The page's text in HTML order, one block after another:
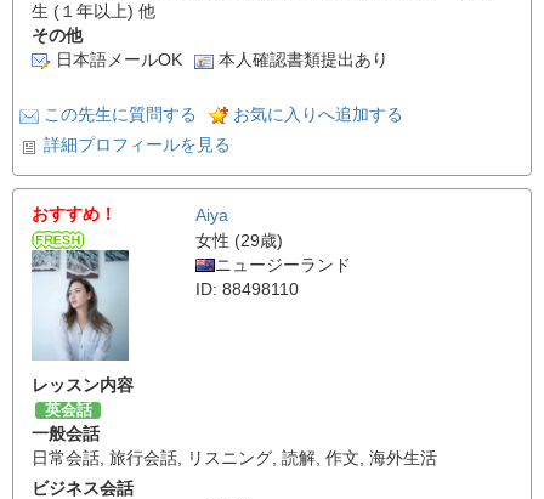
生 (１年以上) 他
その他
日本語メールOK
本人確認書類提出あり
この先生に質問する
お気に入りへ追加する
詳細プロフィールを見る
おすすめ！
Aiya
女性 (29歳)
ニュージーランド
ID: 88498110
レッスン内容
英会話
一般会話
日常会話 旅行会話 リスニング 読解 作文 海外生活
ビジネス会話